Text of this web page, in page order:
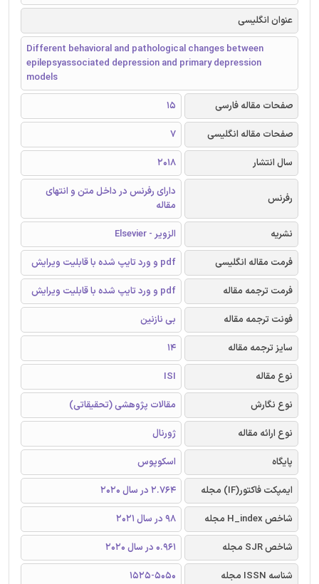
عنوان انگلیسی
Different behavioral and pathological changes between
epilepsyassociated depression and primary depression
models
صفحات مقاله فارسی
15
صفحات مقاله انگلیسی
7
سال انتشار
2018
رفرنس
دارای رفرنس در داخل متن و انتهای
مقاله
نشریه
الزویر - Elsevier
فرمت مقاله انگلیسی
pdf و ورد تایپ شده با قابلیت ویرایش
فرمت ترجمه مقاله
pdf و ورد تایپ شده با قابلیت ویرایش
فونت ترجمه مقاله
بی نازنین
سایز ترجمه مقاله
14
نوع مقاله
ISI
نوع نگارش
مقالات پژوهشی (تحقیقاتی)
نوع ارائه مقاله
ژورنال
پایگاه
اسکوپوس
ایمپکت فاکتور(IF) مجله
2.764 در سال 2020
شاخص H_index مجله
98 در سال 2021
شاخص SJR مجله
0.961 در سال 2020
شناسه ISSN مجله
1525-5050